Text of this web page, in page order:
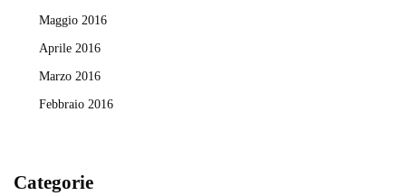
Maggio 2016
Aprile 2016
Marzo 2016
Febbraio 2016
Categorie